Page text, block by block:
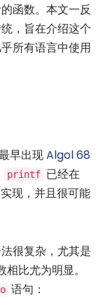
函数。本文一反
，旨在介绍这个
所有语言中使用
早出现Algol 68
printf 已经在
现，并且很可能
很复杂，尤其是
比尤为明显。
语句：